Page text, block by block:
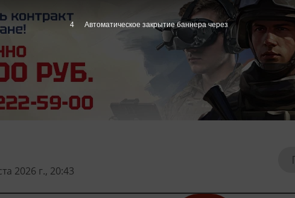
2026 г., 20:43
4 Автоматическое закрытие баннера через